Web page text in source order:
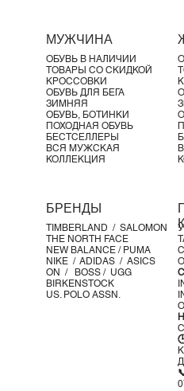
уникальный визуальный стиль.
Независимо от того,
впервые или заново
временем дизайн, эти
новыми любимыми.
Характеристики продукта:
Межподошва ABZORB
амортизацию и
темное время суток
Материалы:
Дышащая сетка в подложке
Синтетические накладки
Прочная резиновая
долговечности
МУЖЧИНА
ОБУВЬ В НАЛИЧИИ
ТОВАРЫ СО СКИДКОЙ
КРОССОВКИ
ОБУВЬ ДЛЯ БЕГА
ЗИМНЯЯ
ОБУВЬ, БОТИНКИ
ПОХОДНАЯ ОБУВЬ
БЕСТСЕЛЛЕРЫ
ВСЯ МУЖСКАЯ
КОЛЛЕКЦИЯ
БРЕНДЫ
TIMBERLAND / SALOMON
THE NORTH FACE
NEW BALANCE / PUMA
NIKE / ADIDAS / ASICS
ON / BOSS / UGG
BIRKENSTOCK
US. POLO ASSN.